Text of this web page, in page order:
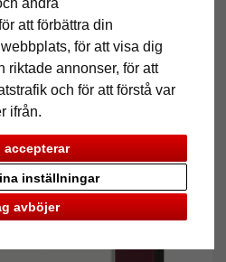
andra
att förbättra din
för att visa dig
riktade annonser, för att
och för att förstå var
ifrån.
accepterar
avböjer
inställningar